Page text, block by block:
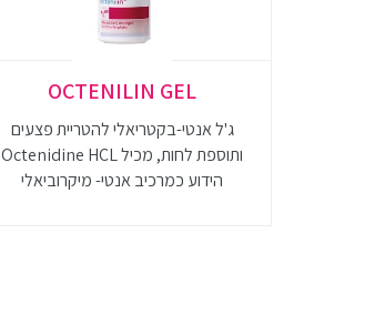
OCTENILIN GEL
ג'ל אנטי-בקטריאלי להטריית פצעים
ותוספת לחות, מכיל Octenidine HCL
הידוע כמרכיב אנטי- מיקרוביאלי